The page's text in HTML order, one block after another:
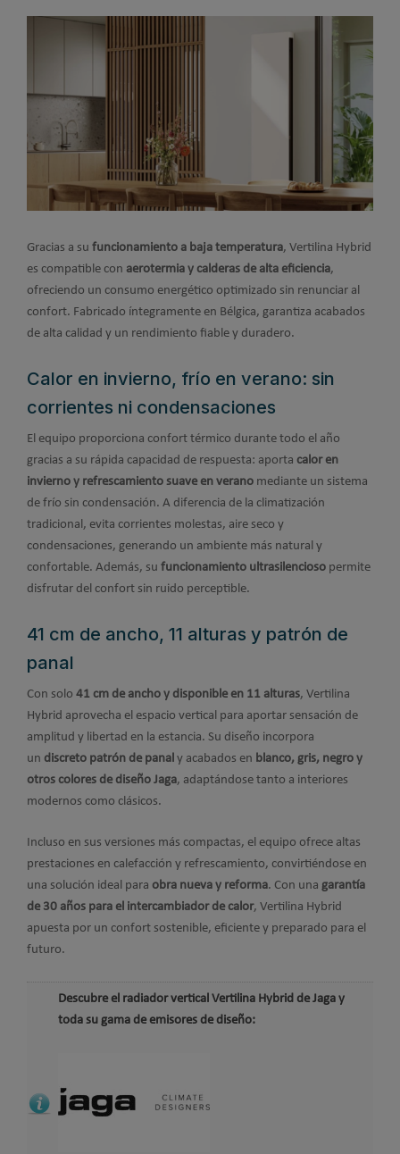
Gracias a su funcionamiento a baja temperatura, Vertilina Hybrid
es compatible con aerotermia y calderas de alta eficiencia,
ofreciendo un consumo energético optimizado sin renunciar al
confort. Fabricado íntegramente en Bélgica, garantiza acabados
de alta calidad y un rendimiento fiable y duradero.
Calor en invierno, frío en verano: sin
corrientes ni condensaciones
El equipo proporciona confort térmico durante todo el año
gracias a su rápida capacidad de respuesta: aporta calor en
invierno y refrescamiento suave en verano mediante un sistema
de frío sin condensación. A diferencia de la climatización
tradicional, evita corrientes molestas, aire seco y
condensaciones, generando un ambiente más natural y
confortable. Además, su funcionamiento ultrasilencioso permite
disfrutar del confort sin ruido perceptible.
41 cm de ancho, 11 alturas y patrón de
panal
Con solo 41 cm de ancho y disponible en 11 alturas, Vertilina
Hybrid aprovecha el espacio vertical para aportar sensación de
amplitud y libertad en la estancia. Su diseño incorpora
un discreto patrón de panal y acabados en blanco, gris, negro y
otros colores de diseño Jaga, adaptándose tanto a interiores
modernos como clásicos.
Incluso en sus versiones más compactas, el equipo ofrece altas
prestaciones en calefacción y refrescamiento, convirtiéndose en
una solución ideal para obra nueva y reforma. Con una garantía
de 30 años para el intercambiador de calor, Vertilina Hybrid
apuesta por un confort sostenible, eficiente y preparado para el
futuro.
Descubre el radiador vertical Vertilina Hybrid de Jaga y
toda su gama de emisores de diseño: